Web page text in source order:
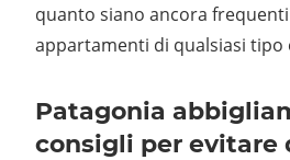
quanto siano ancora
appartamenti di qualsiasi tipo
Patagonia
consigli per evitare